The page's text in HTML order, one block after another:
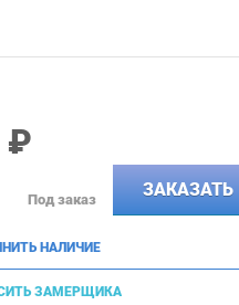
₽
Под заказ ЗАКАЗАТЬ
НАЛИЧИЕ
ЗАМЕРЩИКА